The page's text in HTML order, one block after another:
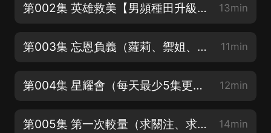
第002集 英雄救美【男頻種田升級文，搜《寒門第一梟士》新書火熱更新中~】 13min
第003集 忘恩負義（蘿莉、禦姐、萌妹應有儘有！） 11min
第004集 星耀會（每天最少5集更新，喜歡就點個關注哈） 12min
第005集 第一次較量（求關注、求訂閱） 14min